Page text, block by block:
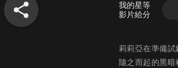
我的星等
影片給分
莉莉亞在準備
隨之而起的黑暗